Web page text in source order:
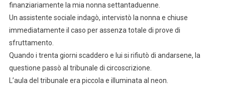
finanziariamente la mia nonna settantaduenne.
Un assistente sociale indagò, intervistò la nonna e chiuse
immediatamente il caso per assenza totale di prove di
sfruttamento.
Quando i trenta giorni scaddero e lui si rifiutò di andarsene, la
questione passò al tribunale di circoscrizione.
L’aula del tribunale era piccola e illuminata al neon.